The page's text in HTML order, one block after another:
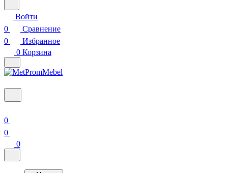
Войти
0
Сравнение
0
Избранное
0 Корзина
0
0
0